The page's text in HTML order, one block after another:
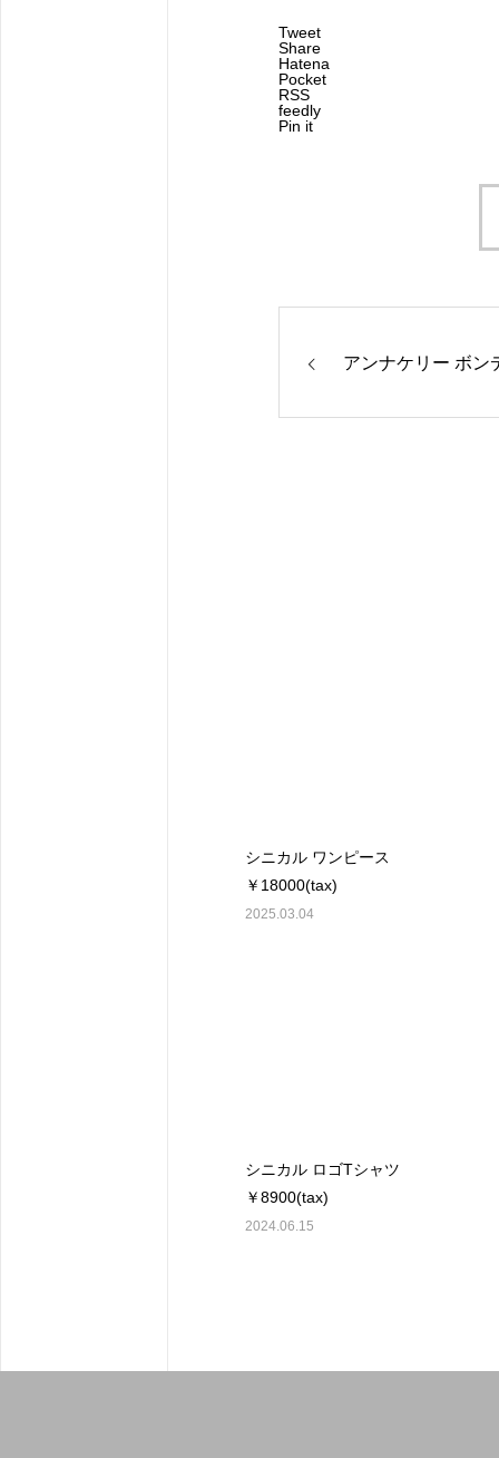
Tweet
Share
Hatena
Pocket
RSS
feedly
Pin it
アンナケリー ボン
シニカル ワンピース
￥18000(tax)
2025.03.04
シニカル ロゴTシャツ
￥8900(tax)
2024.06.15